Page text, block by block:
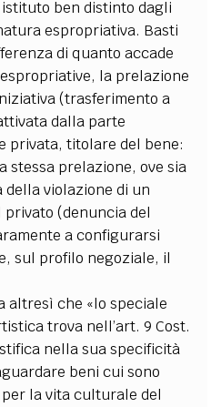
ben distinto dagli
espropriativa. Basti
di quanto accade
la prelazione
(trasferimento a
dalla parte
privata, titolare del bene:
stessa prelazione, ove sia
violazione di un
(denuncia del
a configurarsi
sul profilo negoziale, il
altresì che «lo speciale
trova nell’art. 9 Cost.
nella sua specificità
beni cui sono
la vita culturale del